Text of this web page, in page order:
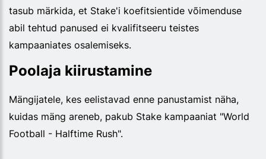
tasub märkida, et Stake'i koefitsientide võimenduse
abil tehtud panused ei kvalifitseeru teistes
kampaaniates osalemiseks.
Poolaja kiirustamine
Mängijatele, kes eelistavad enne panustamist näha,
kuidas mäng areneb, pakub Stake kampaaniat "World
Football - Halftime Rush".